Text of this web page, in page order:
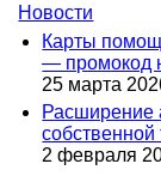
Новости
Карты
— промокод
25 марта
Расширение
2 февраля